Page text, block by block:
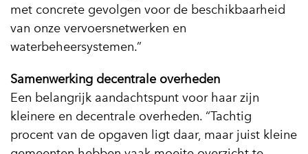
met concrete gevolgen voor de beschikbaarheid
van onze vervoersnetwerken en
waterbeheersystemen.”
Samenwerking decentrale overheden
Een belangrijk aandachtspunt voor haar zijn
kleinere en decentrale overheden. “Tachtig
procent van de opgaven ligt daar, maar juist kleine